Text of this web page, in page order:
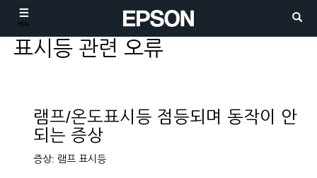
메뉴
표시등 관련 오류
램프/온도표시등 점등되며 동작이 안
되는 증상
증상: 램프 표시등